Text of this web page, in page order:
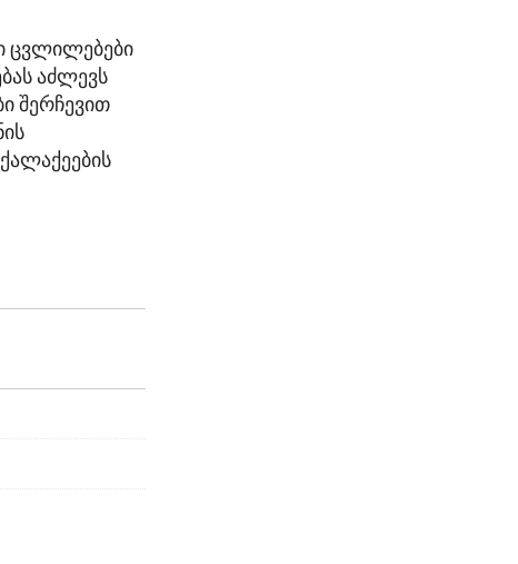
ცვლილებები
აძლევს
შერჩევით